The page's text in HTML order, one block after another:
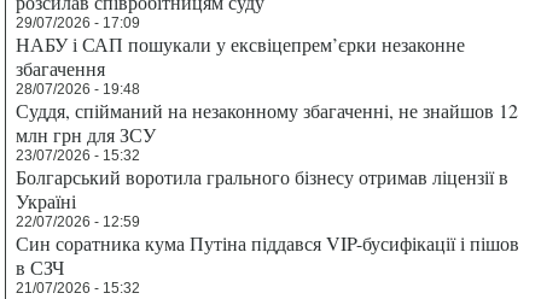
29/07/2026 - 17:09
НАБУ і САП пошукали у ексвіцепрем’єрки незаконне
збагачення
28/07/2026 - 19:48
Суддя, спійманий на незаконному збагаченні, не знайшов 12
млн грн для ЗСУ
23/07/2026 - 15:32
Болгарський воротила грального бізнесу отримав ліцензії в
Україні
22/07/2026 - 12:59
Син соратника кума Путіна піддався VIP-бусифікації і пішов
в СЗЧ
21/07/2026 - 15:32